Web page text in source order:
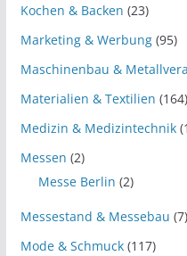
Kochen & Backen (23)
Marketing & Werbung(95)
Maschinenbau &
Materialien & Textilien (164)
Medizin & Medizintechnik
Messen (2)
Messe Berlin (2)
Messestand & Messebau (7)
Mode & Schmuck(117)